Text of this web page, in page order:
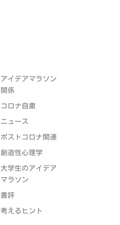
アイデアマラソン
関係
コロナ自粛
ニュース
ポストコロナ関連
創造性心理学
大学生のアイデア
マラソン
書評
考えるヒント